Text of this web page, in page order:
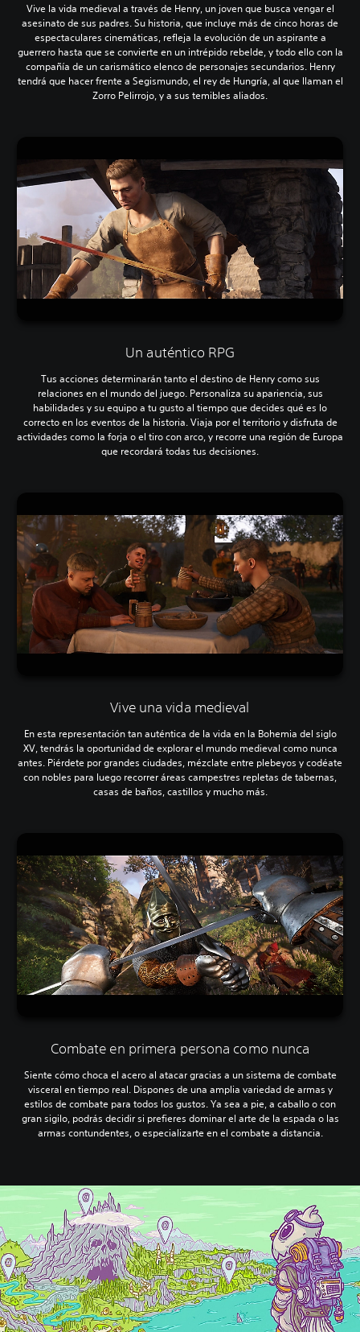
Vive la vida medieval a través de Henry, un joven que busca vengar el
asesinato de sus padres. Su historia, que incluye más de cinco horas de
espectaculares cinemáticas, refleja la evolución de un aspirante a
guerrero hasta que se convierte en un intrépido rebelde, y todo ello con la
compañía de un carismático elenco de personajes secundarios. Henry
tendrá que hacer frente a Segismundo, el rey de Hungría, al que llaman el
Zorro Pelirrojo, y a sus temibles aliados.
Un auténtico RPG
Tus acciones determinarán tanto el destino de Henry como sus
relaciones en el mundo del juego. Personaliza su apariencia, sus
habilidades y su equipo a tu gusto al tiempo que decides qué es lo
correcto en los eventos de la historia. Viaja por el territorio y disfruta de
actividades como la forja o el tiro con arco, y recorre una región de Europa
que recordará todas tus decisiones.
Vive una vida medieval
En esta representación tan auténtica de la vida en la Bohemia del siglo
XV, tendrás la oportunidad de explorar el mundo medieval como nunca
antes. Piérdete por grandes ciudades, mézclate entre plebeyos y codéate
con nobles para luego recorrer áreas campestres repletas de tabernas,
casas de baños, castillos y mucho más.
Combate en primera persona como nunca
Siente cómo choca el acero al atacar gracias a un sistema de combate
visceral en tiempo real. Dispones de una amplia variedad de armas y
estilos de combate para todos los gustos. Ya sea a pie, a caballo o con
gran sigilo, podrás decidir si prefieres dominar el arte de la espada o las
armas contundentes, o especializarte en el combate a distancia.